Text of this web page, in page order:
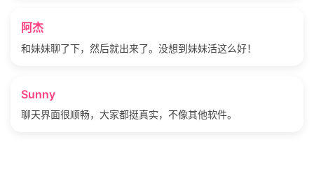
阿杰
和妹妹聊了下，然后就出来了。没想到妹妹活这么好！
Sunny
聊天界面很顺畅，大家都挺真实，不像其他软件。